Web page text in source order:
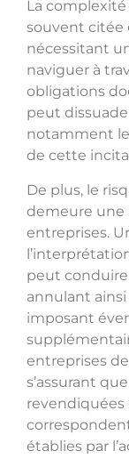
La
souvent citée
nécessitant
naviguer à
obligations
peut
notamment
de cette
De plus, le
demeure une
entreprises.
peut
annulant
imposant
entreprises
s’assurant
revendiquées
établies par